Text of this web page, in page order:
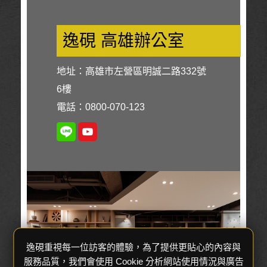
逸硯 高雄辦公室
地址：高雄市左營區明誠二路332號
6樓
電話：0800-070-123
逸硯重視每一位訪客的體驗，為了提供更貼心的內容與
服務品質，我們會使用 Cookie 分析網站使用情況與廣告